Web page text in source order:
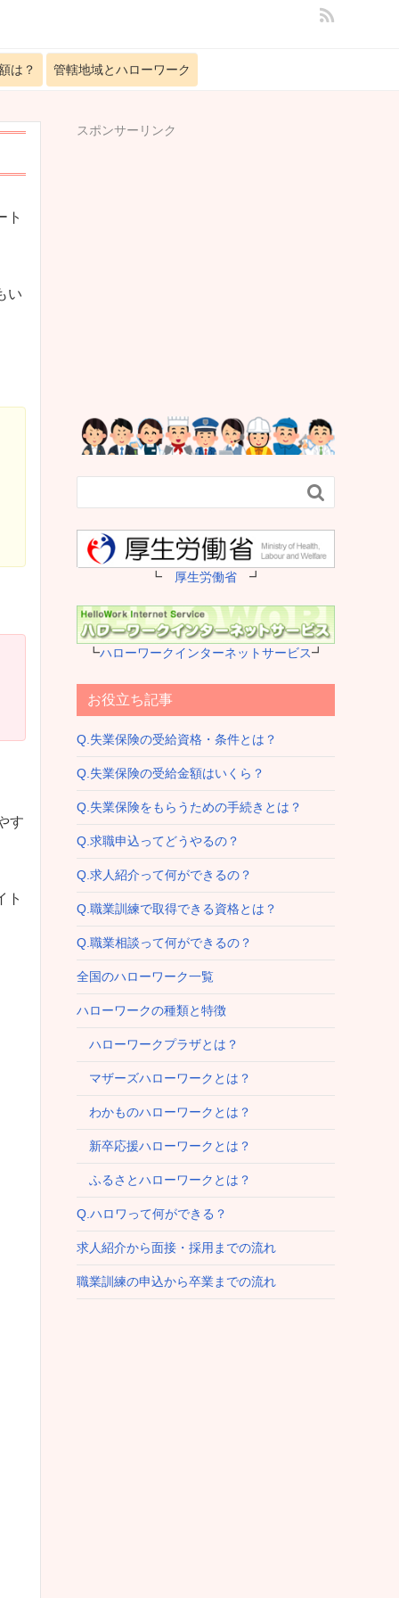
は？ 管轄地域とハローワーク
ト
い
す
ト
スポンサーリンク

┗ 厚生労働省 ┛
┗ハローワークインターネットサービス┛
お役立ち記事
Q.失業保険の受給資格・条件とは？
Q.失業保険の受給金額はいくら？
Q.失業保険をもらうための手続きとは？
Q.求職申込ってどうやるの？
Q.求人紹介って何ができるの？
Q.職業訓練で取得できる資格とは？
Q.職業相談って何ができるの？
全国のハローワーク一覧
ハローワークの種類と特徴
ハローワークプラザとは？
マザーズハローワークとは？
わかものハローワークとは？
新卒応援ハローワークとは？
ふるさとハローワークとは？
Q.ハロワって何ができる？
求人紹介から面接・採用までの流れ
職業訓練の申込から卒業までの流れ